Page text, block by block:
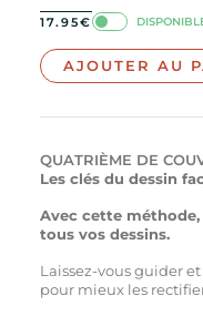
17.95€
AJOUTER AU
QUATRIÈME DE
Les clés du dessin
Avec cette méthode,
tous vos dessins.
Laissez-vous guider
pour mieux les